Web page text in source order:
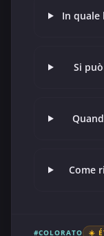
In quale
Si
Come
#COLORATO ☀️